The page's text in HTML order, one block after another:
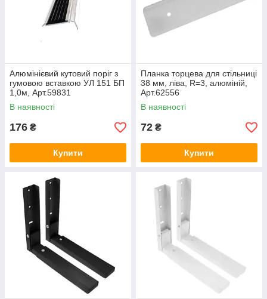
Алюмінієвий кутовий поріг з
гумовою вставкою УЛ 151 БП
1,0м, Арт.59831
В наявності
176 ₴
Купити
Планка торцева для стільниці
38 мм, ліва, R=3, алюміній,
Арт.62556
В наявності
72 ₴
Купити